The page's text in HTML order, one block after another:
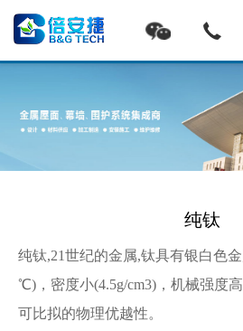
纯钛
纯钛,21世纪的金属,钛具有银白色
℃)，密度小(4.5g/cm3)，机械强度
可比拟的物理优越性。